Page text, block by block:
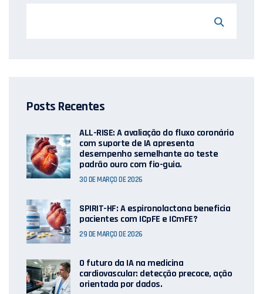
Posts Recentes
ALL-RISE: A avaliação do fluxo coronário
com suporte de IA apresenta
desempenho semelhante ao teste
padrão ouro com fio-guia.
30 DE MARÇO DE 2026
SPIRIT-HF: A espironolactona beneficia
pacientes com ICpFE e ICmFE?
29 DE MARÇO DE 2026
O futuro da IA ​​na medicina
cardiovascular: detecção precoce, ação
orientada por dados.